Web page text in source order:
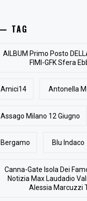
TAG
AlLBUM Primo Posto
FIMI-GFK Sfera
Amici14 Antonella
Assago Milano 12 Giugno
Bergamo Blu Indaco
Canna-Gate Isola Dei
Notizia Max Laudadio
Alessia Marcuzzi